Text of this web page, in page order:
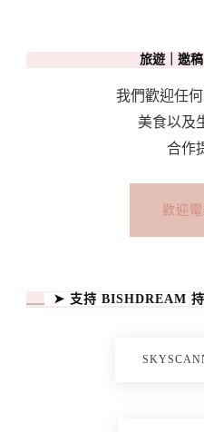
旅遊｜邀
我們歡迎任
美食以及
合作
歡迎
➤ 支持 BISHDREAM